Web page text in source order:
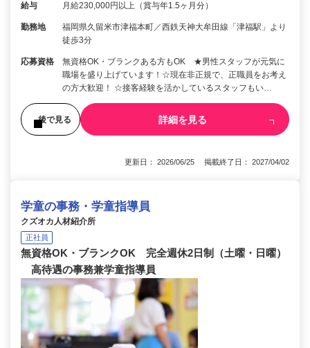
給与 月給230,000円以上（賞与年1.5ヶ月分）
勤務地
福岡県久留米市津福本町／西鉄天神大牟田線「津福駅」より
徒歩3分
応募資格
無資格OK・ブランクある方もOK ★男性スタッフが元気に
職場を盛り上げています！☆現在非正規で、正職員をお考え
の方大歓迎！ ☆接客経験を活かしているスタッフもい…
後で見る 詳細を見る
更新日： 2026/06/25 掲載終了日： 2027/04/02
学童の事務・学童指導員
クズオカ人材紹介所
正社員
無資格OK・ブランクOK 完全週休2日制（土曜・日曜）
高待遇の事務兼学童指導員